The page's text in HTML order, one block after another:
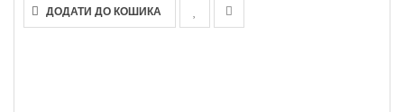
ДОДАТИ ДО КОШИКА